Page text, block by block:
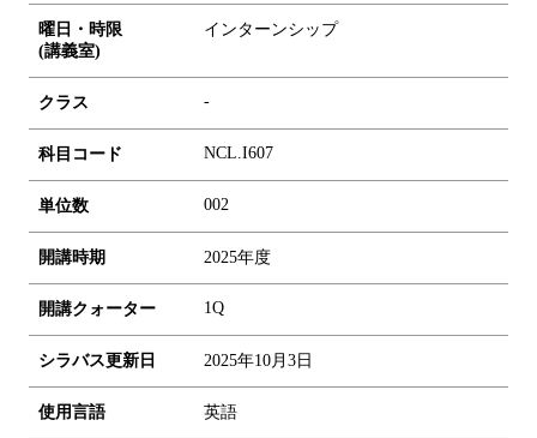
曜日・時限
(講義室)
インターンシップ
クラス -
科目コード NCL.I607
単位数 002
開講時期 2025年度
開講クォーター 1Q
シラバス更新日 2025年10月3日
使用言語 英語